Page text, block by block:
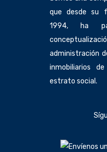
que desde su
1994, ha
administración
inmobiliarios
estrato social.